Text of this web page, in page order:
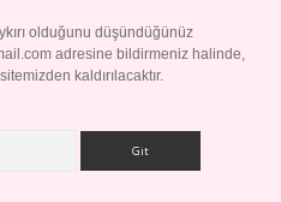
olduğunu düşündüğünüz
adresine bildirmeniz halinde,
kaldırılacaktır.